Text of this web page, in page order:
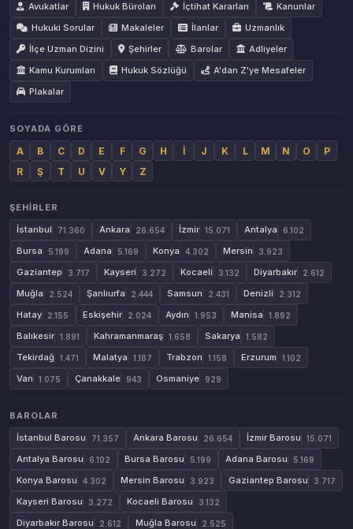
Avukatlar
Hukuk Büroları İçtihat Kararları
Kanunlar
Hukuki Sorular
Makaleler İlanlar
Uzmanlık
İlçe Uzman Dizini
Şehirler Barolar
Adliyeler
Kamu Kurumları
Hukuk Sözlüğü
A'dan Z'ye Mesafeler
Plakalar
SOYADA GÖRE
A B C D E F G H İ J K L M N O
P
R
Ş T U V Y Z
ŞEHIRLER
İstanbul
71.360 Ankara 26.654 İzmir 15.071 Antalya 6.102
Bursa 5.199 Adana 5.169 Konya 4.302 Mersin 3.923
Gaziantep 3.717 Kayseri 3.272 Kocaeli 3.132 Diyarbakır 2.612
Muğla 2.524 Şanlıurfa 2.444 Samsun 2.431 Denizli 2.312
Hatay 2.155 Eskişehir 2.024 Aydın 1.953 Manisa 1.892
Balıkesir 1.891 Kahramanmaraş 1.658 Sakarya 1.582
Tekirdağ 1.471 Malatya 1.187 Trabzon 1.158 Erzurum 1.102
Van 1.075 Çanakkale 943 Osmaniye 929
BAROLAR
İstanbul Barosu
71.357 Ankara Barosu 26.654 İzmir Barosu 15.071
Antalya Barosu 6.102 Bursa Barosu 5.199 Adana Barosu 5.169
Konya Barosu 4.302 Mersin Barosu 3.923 Gaziantep Barosu 3.717
Kayseri Barosu 3.272 Kocaeli Barosu 3.132
Diyarbakır Barosu 2.612 Muğla Barosu 2.525